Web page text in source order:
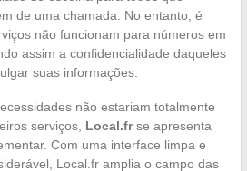
de uma chamada. No entanto, é
não funcionam para números em
assim a confidencialidade daqueles
suas informações.
não estariam totalmente
serviços, Local.frse apresenta
Com uma interface limpa e
Local.fr amplia o campo das